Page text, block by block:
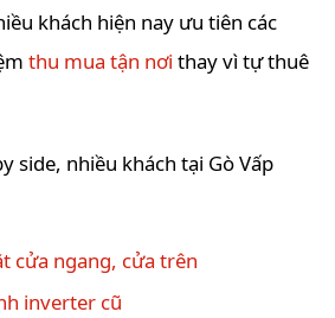
khách hiện nay ưu tiên các
thu mua tận nơi thay vì tự thuê
side, nhiều khách tại Gò Vấp
cửa ngang, cửa trên
inverter cũ